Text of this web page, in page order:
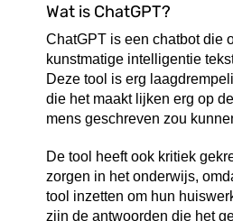
Wat is ChatGPT?
ChatGPT is een chatbot die
kunstmatige intelligentie
Deze tool is erg
die het maakt lijken erg op
mens geschreven zou
De tool heeft ook kritiek
zorgen in het onderwijs,
tool inzetten om hun
zijn de antwoorden die het